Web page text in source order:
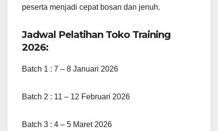
peserta menjadi cepat bosan dan jenuh.
Jadwal Pelatihan Toko Training
2026:
Batch 1 : 7 – 8 Januari 2026
Batch 2 : 11 – 12 Februari 2026
Batch 3 : 4 – 5 Maret 2026